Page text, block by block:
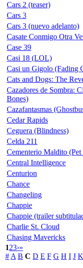
Cars 2 (teaser)
Cars 3
Cars 3 (nuevo adelanto)
Casate Conmigo Otra
Case 39
Casi 18 (LOL)
Casi un Gigolo (Fading
Cats and Dogs: The
Cazadores de Sombra:
Bones)
Cazafantasmas
Cedar Rapids
Ceguera (Blindness)
Celda 211
Cementerio Maldito
Central Intelligence
Centurion
Chance
Changeling
Chappie
Chappie (trailer
Charlie St. Cloud
Chasing Mavericks
123›»
# A B C D E F G H I J K